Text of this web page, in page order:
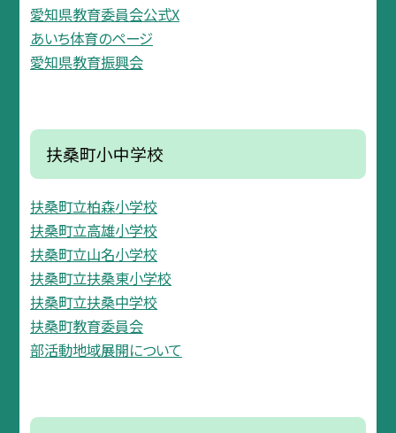
愛知県教育委員会公式X
あいち体育のページ
愛知県教育振興会
扶桑町小中学校
扶桑町立柏森小学校
扶桑町立高雄小学校
扶桑町立山名小学校
扶桑町立扶桑東小学校
扶桑町立扶桑中学校
扶桑町教育委員会
部活動地域展開について